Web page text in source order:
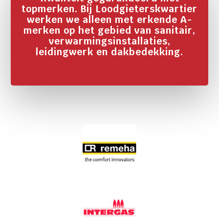
topmerken. Bij Loodgieterskwartier
werken we alleen met erkende A-
merken op het gebied van sanitair,
verwarmingsinstallaties,
leidingwerk en dakbedekking.